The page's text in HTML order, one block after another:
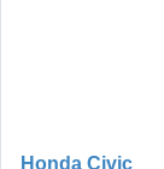
Honda Civic